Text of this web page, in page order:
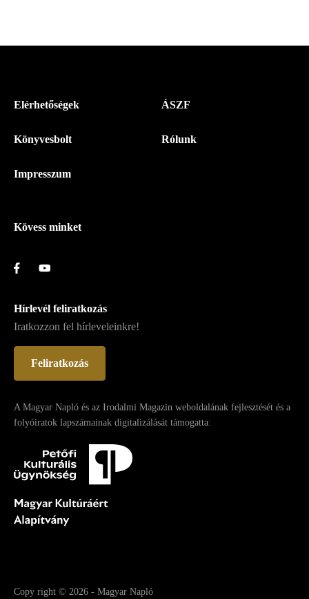
Menü
Magyar
-
Elérhetőségek
Könyvesbolt
Impresszum
ÁSZF
Rólunk
Kövess minket
Hírlevél feliratkozás
Iratkozzon fel hírleveleinkre!
Feliratkozás
A Magyar Napló és az Irodalmi Magazin weboldalának fejlesztését és a
folyóiratok lapszámainak digitalizálását támogatta:
Copy right © 2026 - Magyar Napló